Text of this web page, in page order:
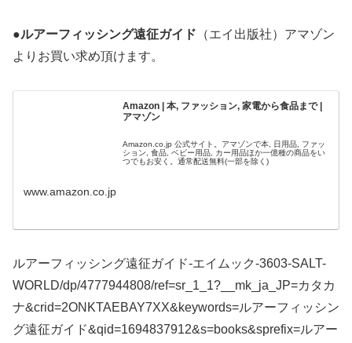
●ルアーフィッシング遠征ガイド （エイ出版社）アマゾン
よりお買い求め頂けます。
Amazon | 本, ファッション, 家電から食品まで |
アマゾン
Amazon.co.jp 公式サイト。アマゾンで本, 日用品, ファッ
ション, 食品, ベビー用品, カー用品ほか一億種の商品をい
つでもお安く。通常配送無料(一部を除く)
www.amazon.co.jp
ルアーフィッシング遠征ガイド-エイムック-3603-SALT-
WORLD/dp/4777944808/ref=sr_1_1?__mk_ja_JP=カタカ
ナ&crid=2ONKTAEBAY7XX&keywords=ルアーフィッシン
グ遠征ガイド&qid=1694837912&s=books&sprefix=ルアー